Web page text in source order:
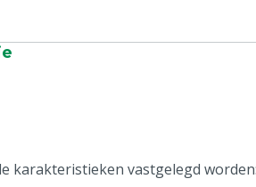
karakteristieken vastgelegd